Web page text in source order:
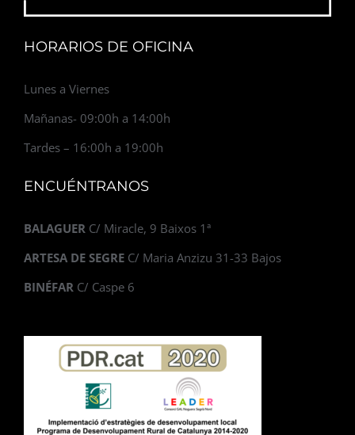
HORARIOS DE OFICINA
Lunes a Viernes
Mañanas- 09:00h a 14:00h
Tardes – 16:00h a 19:00h
ENCUÉNTRANOS
BALAGUER C/ Miracle, 9 Baixos 1ª
ARTESA DE SEGRE C/ Maria Anzizu 31-33 Bajos
BINÉFAR C/ Caspe 6